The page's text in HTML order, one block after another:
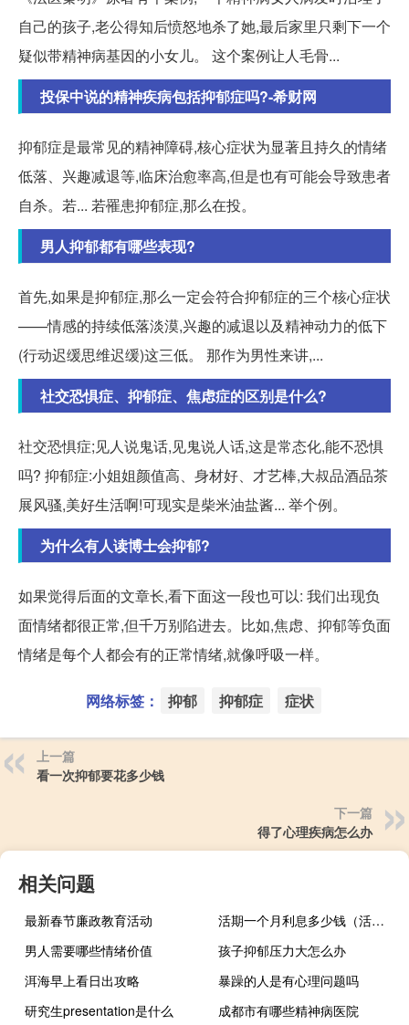
自己的孩子,老公得知后愤怒地杀了她,最后家里只剩下一个
疑似带精神病基因的小女儿。 这个案例让人毛骨...
投保中说的精神疾病包括抑郁症吗?-希财网
抑郁症是最常见的精神障碍,核心症状为显著且持久的情绪
低落、兴趣减退等,临床治愈率高,但是也有可能会导致患者
自杀。若... 若罹患抑郁症,那么在投。
男人抑郁都有哪些表现?
首先,如果是抑郁症,那么一定会符合抑郁症的三个核心症状
——情感的持续低落淡漠,兴趣的减退以及精神动力的低下
(行动迟缓思维迟缓)这三低。 那作为男性来讲,...
社交恐惧症、抑郁症、焦虑症的区别是什么?
社交恐惧症;见人说鬼话,见鬼说人话,这是常态化,能不恐惧
吗? 抑郁症:小姐姐颜值高、身材好、才艺棒,大叔品酒品茶
展风骚,美好生活啊!可现实是柴米油盐酱... 举个例。
为什么有人读博士会抑郁?
如果觉得后面的文章长,看下面这一段也可以: 我们出现负
面情绪都很正常,但千万别陷进去。比如,焦虑、抑郁等负面
情绪是每个人都会有的正常情绪,就像呼吸一样。
网络标签： 抑郁 抑郁症 症状
上一篇
看一次抑郁要花多少钱
下一篇
得了心理疾病怎么办
相关问题
最新春节廉政教育活动
活期一个月利息多少钱（活期一个月利息是多少）
男人需要哪些情绪价值
孩子抑郁压力大怎么办
洱海早上看日出攻略
暴躁的人是有心理问题吗
研究生presentation是什么
成都市有哪些精神病医院